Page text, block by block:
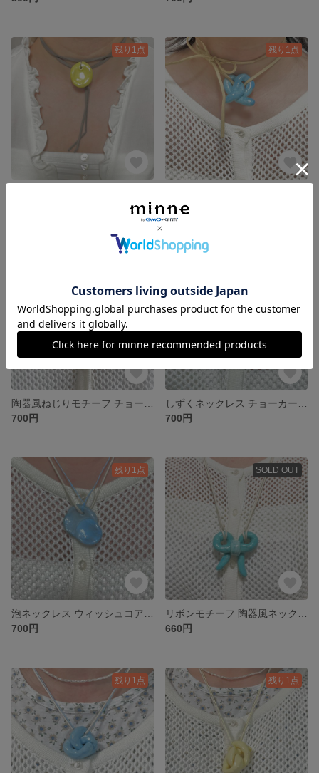
残り1点 残り1点
700円
700円
700円
残り1点
700円
SOLD OUT
660円
残り1点 残り1点